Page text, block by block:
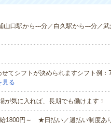
口駅から---分／白久駅から---分／
てシフトが決められますシフト例：
見る
気に入れば、長期でも働けます！
1800円～ ★日払い／週払い制度あ